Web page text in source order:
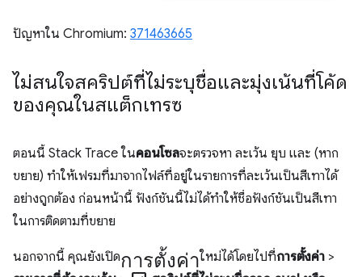
ปัญหาใน Chromium: 371463665
ไม่สนใจสคริปต์ที่ไม่ระบุชื่อและมุ่งเน้นที่โค้ด
ของคุณในสแต็กเทรซ
ตอนนี้ Stack Trace ในคอนโซลจะตรวจหา ละเว้น ยุบ และ (หาก
ขยาย) ทำให้เฟรมที่มาจากไฟล์ที่อยู่ในรายการที่ละเว้นเป็นสีเทาได้
อย่างถูกต้อง ก่อนหน้านี้ ฟังก์ชันนี้ไม่ได้ทำให้ชื่อฟังก์ชันเป็นสีเทา
ในการติดตามที่ขยาย
นอกจากนี้ คุณยังเปิดการตั้งค่าใหม่ได้โดยไปที่การตั้งค่า >